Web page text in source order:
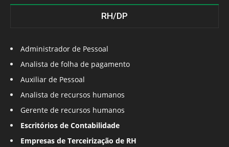
RH/DP
Administrador de Pessoal
Analista de folha de pagamento
Auxiliar de Pessoal
Analista de recursos humanos
Gerente de recursos humanos
Escritórios de Contabilidade
Empresas de Terceirização de RH